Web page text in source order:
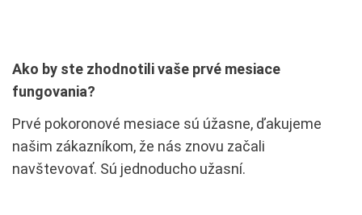
Ako by ste zhodnotili vaše prvé mesiace
fungovania?
Prvé pokoronové mesiace sú úžasne, ďakujeme
našim zákazníkom, že nás znovu začali
navštevovať. Sú jednoducho užasní.